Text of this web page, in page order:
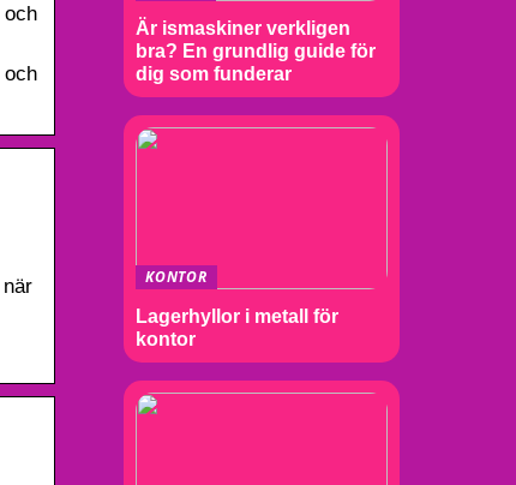
och
och
Är ismaskiner verkligen
bra? En grundlig guide för
dig som funderar
KONTOR
Lagerhyllor i metall för
kontor